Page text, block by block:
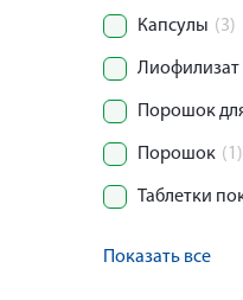
Капсулы (3)
Лиофилизат
Порошок (1)
Показать все